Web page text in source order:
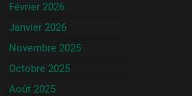
Février 2026
Janvier 2026
Novembre 2025
Octobre 2025
Août 2025